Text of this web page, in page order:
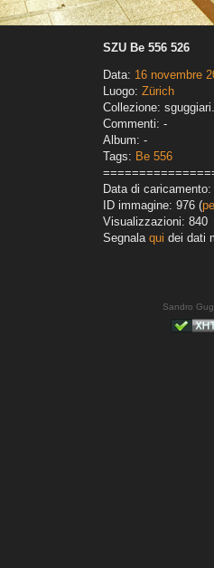
SZU Be 556 526
Data: 16 novembre
Luogo: Zürich
Collezione:
Commenti: -
Album: -
Tags: Be 556
Data di caricamento:
ID immagine: 976 (
Visualizzazioni: 840
Segnala qui dei dati
Sandro